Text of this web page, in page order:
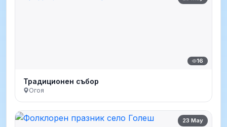
16
Традиционен събор
Огоя
23 May